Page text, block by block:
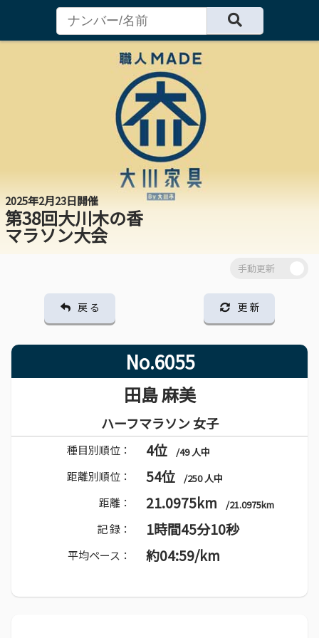
2025年2月23日開催
第38回大川木の香
マラソン大会
戻 る 更 新
No.6055
田島 麻美
ハーフマラソン 女子
種目別順位： 4位 /49 人中
距離別順位： 54位 /250 人中
距離： 21.0975km /21.0975km
記 録： 1時間45分10秒
平均ペース： 約04:59/km